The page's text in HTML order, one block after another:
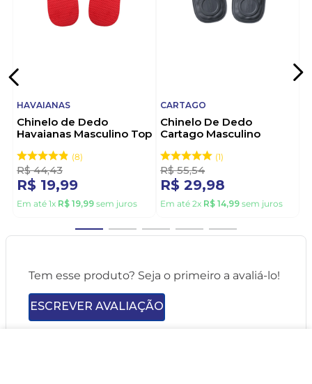
HAVAIANAS
Chinelo de Dedo
Havaianas Masculino Top
8
R$ 44,43
R$ 19,99
Em até 1x R$ 19,99 sem juros
CARTAGO
Chinelo De Dedo
Cartago Masculino
Cinza
1
R$ 55,54
R$ 29,98
Em até 2x R$ 14,99 sem juros
Tem esse produto? Seja o primeiro a avaliá-lo!
ESCREVER AVALIAÇÃO